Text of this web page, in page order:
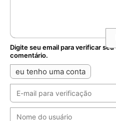
Digite seu email para verificar seu
comentário.
eu tenho uma conta